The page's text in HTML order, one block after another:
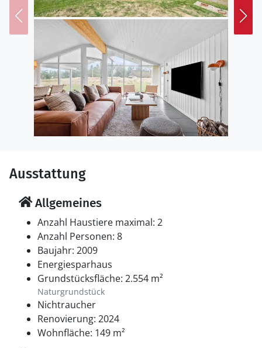
verspricht bereits der dänische Name traumhaftes
blaues Wasser. Aber um Ihr Ferienhaus herum finden
Sie mehr als nur blaues Wasser. Unberührte Natur,
traumhafte Heide- und Dünenlandschaften und
aufregende Freizeitaktivitäten. In nächster Umgebung
finden Sie einige Bunkerruinen, den westlichsten Punkt
Dänemarks, einen Golfklub und den Ho Fiskesö, wo Sie
angeln gehen können. Zudem gibt es auch einen Zoo
und eine Busstation, die Sie mit auf die Insel Langli
nimmt. Die Region Westjütland ist voller aufregender
entdeckt zu werden.
Ausstattung
Allgemeines
Anzahl Haustiere maximal: 2
Anzahl Personen: 8
Baujahr: 2009
Energiesparhaus
Grundstücksfläche: 2.554 m²
Naturgrundstück
Nichtraucher
Renovierung: 2024
Wohnfläche: 149 m²